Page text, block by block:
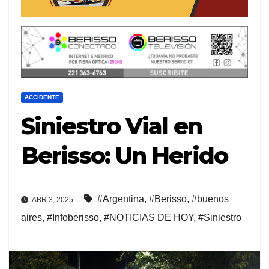
ACCIDENTE
Siniestro Vial en
Berisso: Un Herido
ABR 3, 2025 #Argentina, #Berisso, #buenos
aires, #Infoberisso, #NOTICIAS DE HOY, #Siniestro